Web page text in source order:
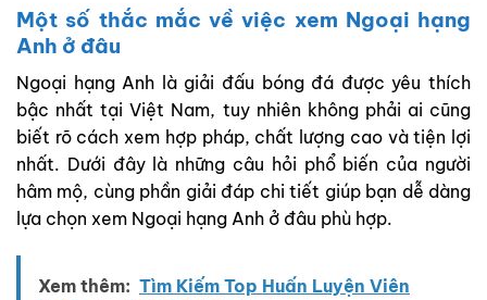
Một số thắc mắc về việc xem Ngoại hạng
Anh ở đâu
Ngoại hạng Anh là giải đấu bóng đá được yêu thích
bậc nhất tại Việt Nam, tuy nhiên không phải ai cũng
biết rõ cách xem hợp pháp, chất lượng cao và tiện lợi
nhất. Dưới đây là những câu hỏi phổ biến của người
hâm mộ, cùng phần giải đáp chi tiết giúp bạn dễ dàng
lựa chọn xem Ngoại hạng Anh ở đâu phù hợp.
Xem thêm: Tìm Kiếm Top Huấn Luyện Viên